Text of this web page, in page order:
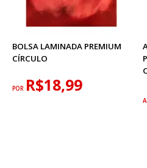
BOLSA LAMINADA PREMIUM
CÍRCULO
POR R$18,99